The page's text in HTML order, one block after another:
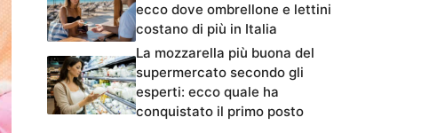
ecco dove ombrellone e lettini
costano di più in Italia
La mozzarella più buona del
supermercato secondo gli
esperti: ecco quale ha
conquistato il primo posto